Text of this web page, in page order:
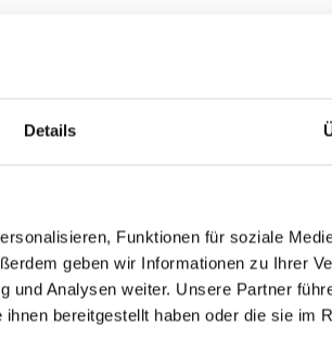
Details
Funktionen für soziale
geben wir Informationen zu Ihrer
und Analysen weiter. Unsere Partner
bereitgestellt haben oder die sie im